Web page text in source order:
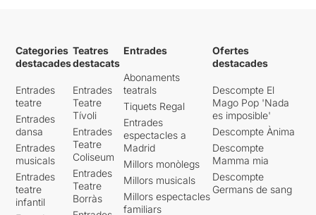
Categories
destacades
Entrades
teatre
Entrades
dansa
Entrades
musicals
Entrades
teatre
infantil
Teatres
destacats
Entrades
Teatre
Tívoli
Entrades
Teatre
Coliseum
Entrades
Teatre
Borràs
Entrades
Abonaments
teatrals
Tiquets Regal
Entrades
espectacles a
Madrid
Millors monòlegs
Millors musicals
Millors espectacles
familiars
Ofertes
destacades
Descompte El
Mago Pop 'Nada
es imposible'
Descompte Ànima
Descompte
Mamma mia
Descompte
Germans de sang